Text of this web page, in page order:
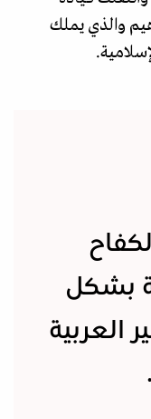
والذي يملك
بشكل
العربية